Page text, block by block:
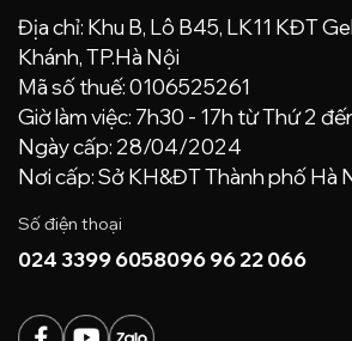
Địa chỉ: Khu B, Lô B45, LK11 KĐT
Khánh, TP.Hà Nội
Mã số thuế: 0106525261
Giờ làm việc: 7h30 - 17h từ Thứ 2
Ngày cấp: 28/04/2024
Nơi cấp: Sở KH&ĐT Thành phố Hà
Số điện thoại
024 3399 6058096 96 22 066